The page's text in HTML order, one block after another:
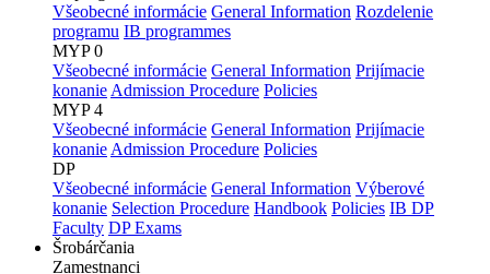
Všeobecné informácie General Information Rozdelenie
programu IB programmes
MYP 0
Všeobecné informácie General Information Prijímacie
konanie Admission Procedure Policies
MYP 4
Všeobecné informácie General Information Prijímacie
konanie Admission Procedure Policies
DP
Všeobecné informácie General Information Výberové
konanie Selection Procedure Handbook Policies IB DP
Faculty DP Exams
Šrobárčania
Zamestnanci